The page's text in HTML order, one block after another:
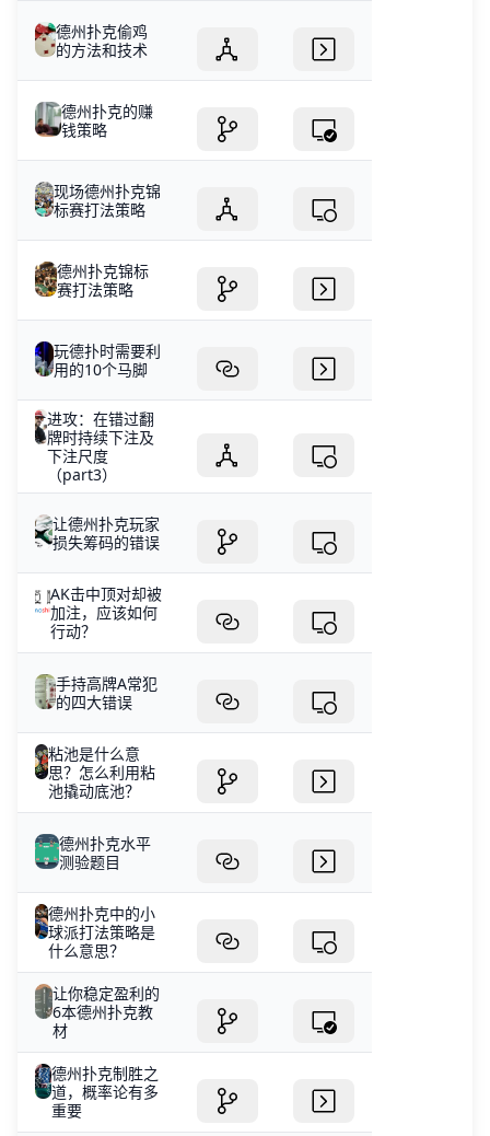
德州扑克偷鸡
的方法和技术
德州扑克的赚
钱策略
现场德州扑克锦
标赛打法策略
德州扑克锦标
赛打法策略
玩德扑时需要利
用的10个马脚
进攻：在错过翻
牌时持续下注及
下注尺度
（part3）
让德州扑克玩家
损失筹码的错误
AK击中顶对却被
加注，应该如何
行动？
手持高牌A常犯
的四大错误
粘池是什么意
思？怎么利用粘
池撬动底池？
德州扑克水平
测验题目
德州扑克中的小
球派打法策略是
什么意思？
让你稳定盈利的
6本德州扑克教
材
德州扑克制胜之
道，概率论有多
重要